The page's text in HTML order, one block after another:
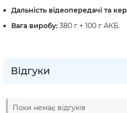
Дальність відеопередачі та
Вага виробу: 380 г + 100 г АКБ.
Відгуки
Поки немає відгуків